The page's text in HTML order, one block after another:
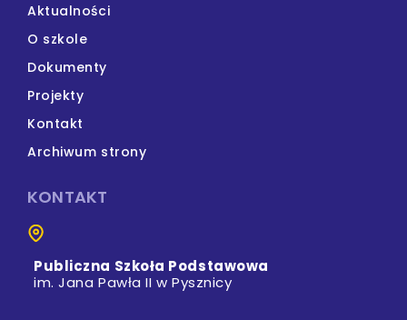
Aktualności
O szkole
Dokumenty
Projekty
Kontakt
Archiwum strony
KONTAKT
Publiczna Szkoła Podstawowa
im. Jana Pawła II w Pysznicy